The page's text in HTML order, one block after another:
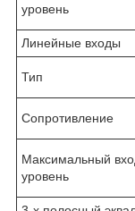
уровень
Линейные входы
Тип
Сопротивление
Максимальный
уровень